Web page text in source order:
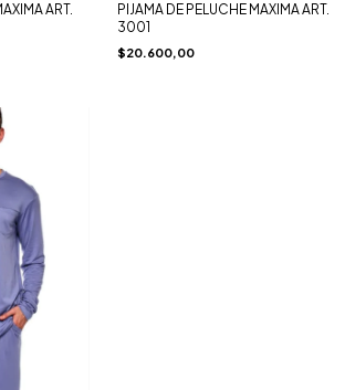
ART.
PIJAMA DE PELUCHE MAXIMA ART.
3001
$20.600,00